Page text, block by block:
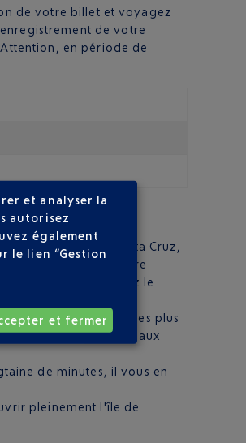
de votre billet et voyagez
de votre
en période de
commune de Santa Cruz,
de rejoindre votre
Funchal, vous avez le
proximité des hôtels les plus
les trente minutes aux
de minutes, il vous en
pleinement l'île de
et analyser la
autorisez
également
le lien “Gestion
et fermer